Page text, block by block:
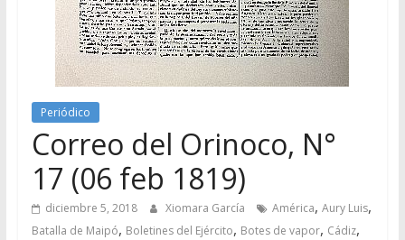
Periódico
Correo del Orinoco, N°
17 (06 feb 1819)
diciembre 5, 2018 Xiomara García América, Aury Luis,
Batalla de Maipó, Boletines del Ejército, Botes de vapor, Cádiz,